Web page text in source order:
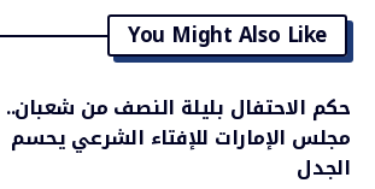
You Might Also Like
حكم الاحتفال بليلة النصف من شعبان..
مجلس الإمارات للإفتاء الشرعي يحسم
الجدل